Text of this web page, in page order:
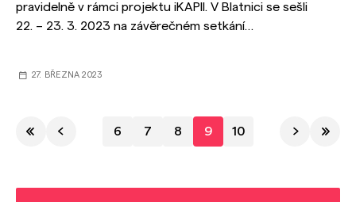
pravidelně v rámci projektu iKAPII. V Blatnici se sešli
22. – 23. 3. 2023 na závěrečném setkání
27. BŘEZNA 2023
6 7 8 9 10